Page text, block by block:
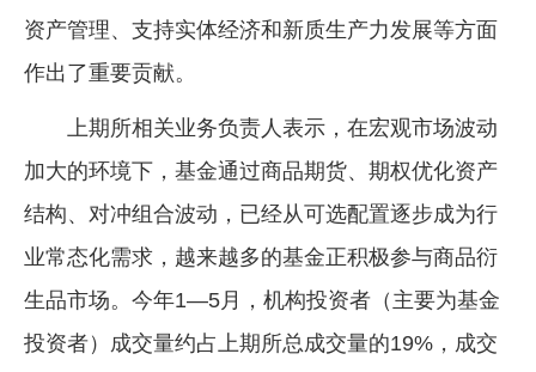
资产管理、支持实体经济和新质生产力发展等方面
作出了重要贡献。
上期所相关业务负责人表示，在宏观市场波动
加大的环境下，基金通过商品期货、期权优化资产
结构、对冲组合波动，已经从可选配置逐步成为行
业常态化需求，越来越多的基金正积极参与商品衍
生品市场。今年1—5月，机构投资者（主要为基金
投资者）成交量约占上期所总成交量的19%，成交